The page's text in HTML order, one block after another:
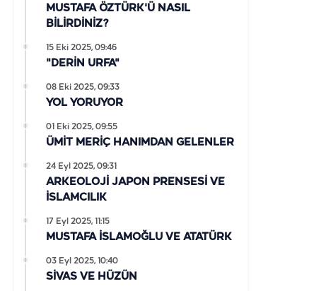
MUSTAFA ÖZTÜRK'Ü NASIL
BİLİRDİNİZ?
"DERİN URFA"
15 Eki 2025, 09:46
YOL YORUYOR
08 Eki 2025, 09:33
ÜMİT MERİÇ HANIMDAN GELENLER
01 Eki 2025, 09:55
ARKEOLOJİ JAPON PRENSESİ VE
İSLAMCILIK
24 Eyl 2025, 09:31
MUSTAFA İSLAMOĞLU VE ATATÜRK
17 Eyl 2025, 11:15
SİVAS VE HÜZÜN
03 Eyl 2025, 10:40